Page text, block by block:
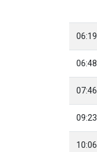
06:19
06:48
07:46
09:23
10:06